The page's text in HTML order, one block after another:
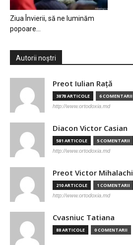
Ziua Învierii, să ne luminăm
popoare…
Autorii noștri
Preot Iulian Raţă
3878 ARTICOLE 6 COMENTARII
http://www.ortodoxia.md
Diacon Victor Casian
581 ARTICOLE 5 COMENTARII
http://www.ortodoxia.md
Preot Victor Mihalachi
210 ARTICOLE 1 COMENTARII
http://www.ortodoxia.md
Cvasniuc Tatiana
88 ARTICOLE 0 COMENTARII